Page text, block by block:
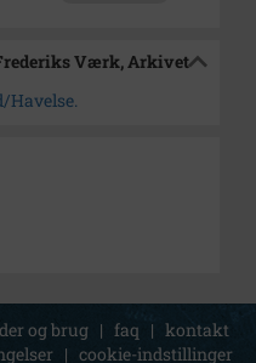
Værk, Arkivet
Havelse.
og brug | faq | kontakt
| cookie-indstillinger